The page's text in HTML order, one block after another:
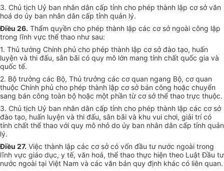
3. Chủ tịch Uỷ ban nhân dân cấp tỉnh cho phép thành lập cơ sở văn
hoá do ủy ban nhân dân cấp tỉnh quản lý.
Điều 26. Thẩm quyền cho phép thành lập các cơ sở ngoài công lập
trong lĩnh vực thể thao như sau:
1. Thủ tướng Chính phủ cho phép thành lập cơ sở đào tạo, huấn
luyện và thi đấu, sân bãi có quy mô lớn mang tính chất quốc gia và
quốc tế.
2. Bộ trưởng các Bộ, Thủ trưởng các cơ quan ngang Bộ, cơ quan
thuộc Chính phủ cho phép thành lập cơ sở bán công hoặc chuyển
sang bán công toàn bộ hoặc một phần từ cơ sở thể thao trực thuộc.
3. Chủ tịch Uỷ ban nhân dân cấp tỉnh cho phép thành lập các cơ sở
đào tạo, huấn luyện và thi đấu, sân bãi và khu vui chơi, giải trí có
tính chất thể thao với quy mô nhỏ do ủy ban nhân dân cấp tỉnh quản
lý.
Điều 27. Việc thành lập các cơ sở có vốn đầu tư nước ngoài trong
lĩnh vực giáo dục, y tế, văn hoá, thể thao thực hiện theo Luật Đầu tư
nước ngoài tại Việt Nam và các văn bản quy định khác có liên quan.